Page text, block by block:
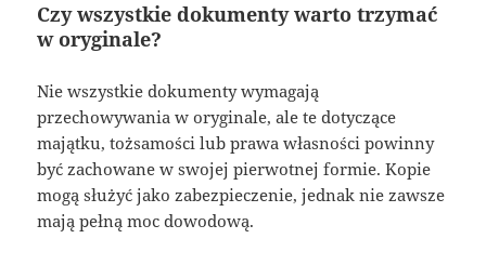
Czy wszystkie dokumenty warto trzymać
w oryginale?
Nie wszystkie dokumenty wymagają
przechowywania w oryginale, ale te dotyczące
majątku, tożsamości lub prawa własności powinny
być zachowane w swojej pierwotnej formie. Kopie
mogą służyć jako zabezpieczenie, jednak nie zawsze
mają pełną moc dowodową.